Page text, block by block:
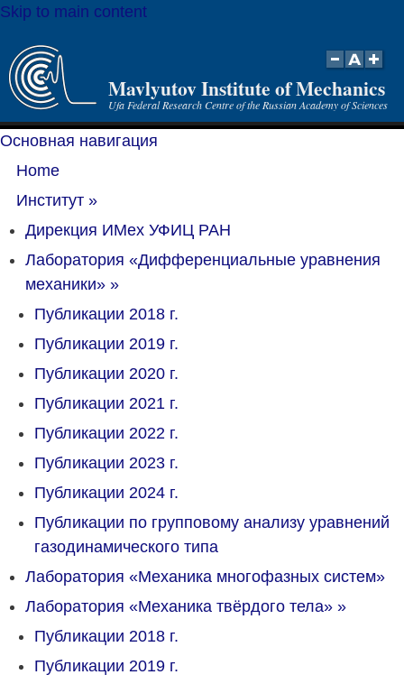
Skip to main content
Mavlyutov Institute of Mechanics
Ufa Federal Research Centre of the Russian Academy of Sciences
Основная навигация
Home
Институт »
Дирекция ИМех УФИЦ РАН
Лаборатория «Дифференциальные уравнения
механики» »
Публикации 2018 г.
Публикации 2019 г.
Публикации 2020 г.
Публикации 2021 г.
Публикации 2022 г.
Публикации 2023 г.
Публикации 2024 г.
Публикации по групповому анализу уравнений
газодинамического типа
Лаборатория «Механика многофазных систем»
Лаборатория «Механика твёрдого тела» »
Публикации 2018 г.
Публикации 2019 г.